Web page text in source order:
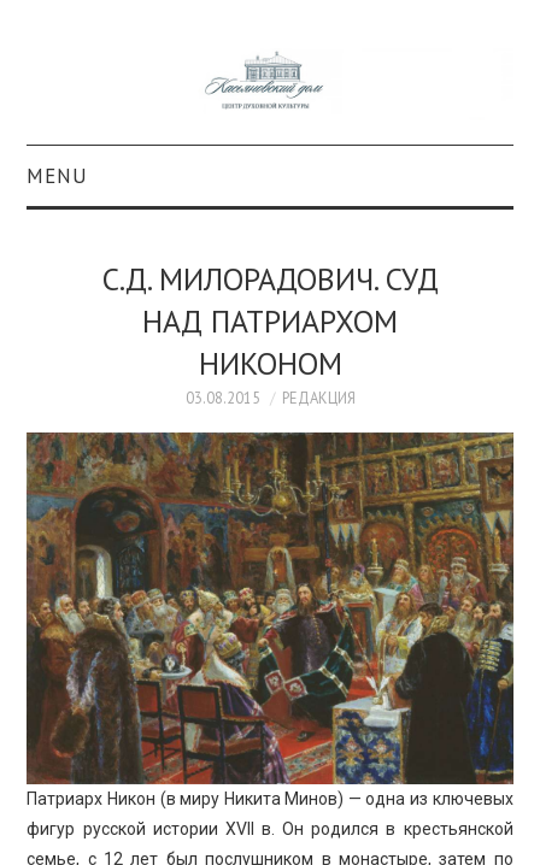
MENU
КОЛЛЕКЦИИ
ОБРАЗОВАНИЕ
ПРОСВЕЩЕНИЕ
С.Д. МИЛОРАДОВИЧ. СУД
НАД ПАТРИАРХОМ
НИКОНОМ
03.08.2015 РЕДАКЦИЯ
Патриарх Никон (в миру Никита Минов) — одна из ключевых
фигур русской истории XVII в. Он родился в крестьянской
семье, с 12 лет был послушником в монастыре, затем по